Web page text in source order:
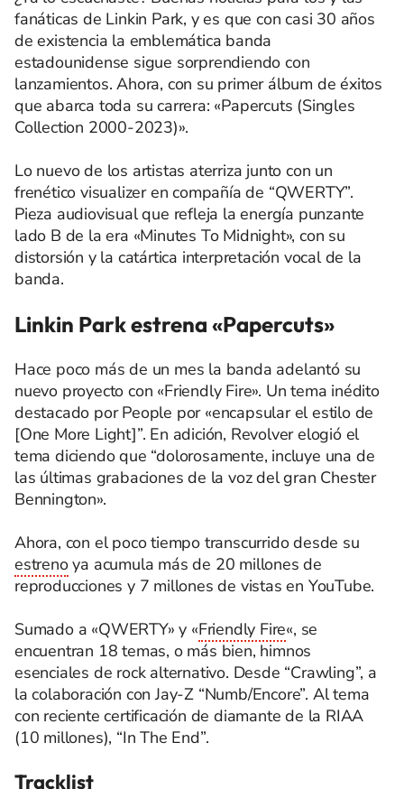
fanáticas de Linkin Park, y es que con casi 30 años
de existencia la emblemática banda
estadounidense sigue sorprendiendo con
lanzamientos. Ahora, con su primer álbum de éxitos
que abarca toda su carrera: «Papercuts (Singles
Collection 2000-2023)».
Lo nuevo de los artistas aterriza junto con un
frenético visualizer en compañía de “QWERTY”.
Pieza audiovisual que refleja la energía punzante
lado B de la era «Minutes To Midnight», con su
distorsión y la catártica interpretación vocal de la
banda.
Linkin Park estrena «Papercuts»
Hace poco más de un mes la banda adelantó su
nuevo proyecto con «Friendly Fire». Un tema inédito
destacado por People por «encapsular el estilo de
[One More Light]”. En adición, Revolver elogió el
tema diciendo que “dolorosamente, incluye una de
las últimas grabaciones de la voz del gran Chester
Bennington».
Ahora, con el poco tiempo transcurrido desde su
estrenoya acumula más de 20 millones de
reproducciones y 7 millones de vistas en YouTube.
Sumado a «QWERTY» y «Friendly Fire«, se
encuentran 18 temas, o más bien, himnos
esenciales de rock alternativo. Desde “Crawling”, a
la colaboración con Jay-Z “Numb/Encore”. Al tema
con reciente certificación de diamante de la RIAA
(10 millones), “In The End”.
Tracklist